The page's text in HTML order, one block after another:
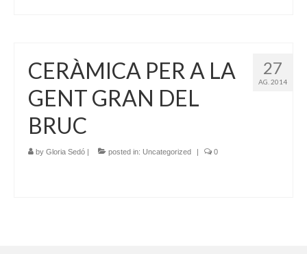
27
AG. 2014
CERÀMICA PER A LA
GENT GRAN DEL
BRUC
by Gloria Sedó | posted in: Uncategorized | 0